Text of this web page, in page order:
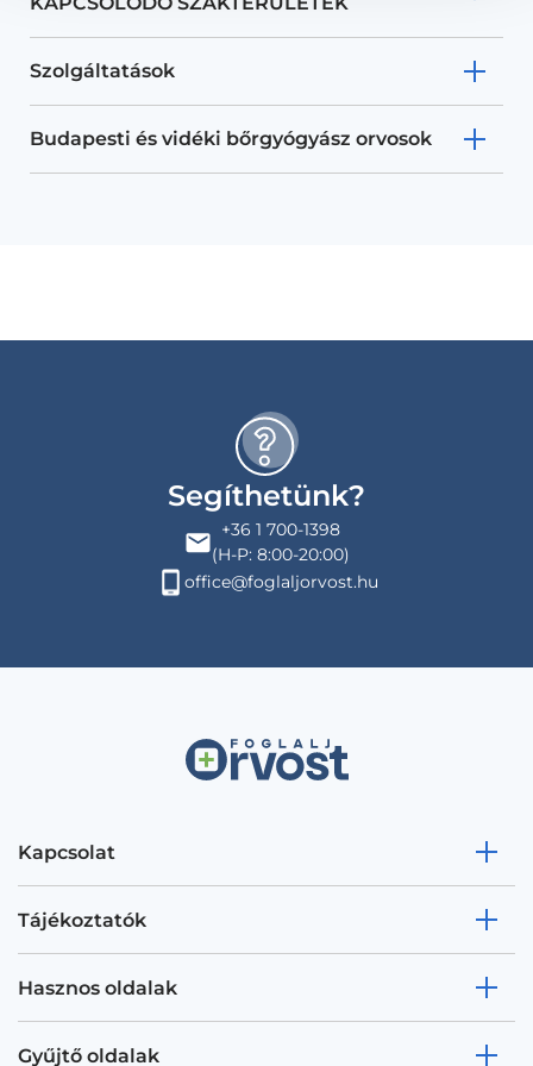
Szolgáltatások
Budapesti és vidéki bőrgyógyász orvosok
Segíthetünk?
+36 1 700-1398
(H-P: 8:00-20:00)
office@foglaljorvost.hu
Kapcsolat
Tájékoztatók
Hasznos oldalak
Gyűjtő oldalak